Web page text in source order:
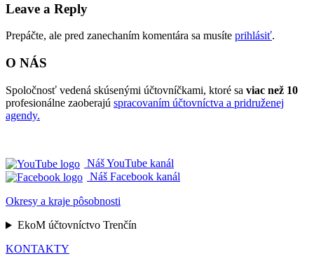
Leave a Reply
Prepáčte, ale pred zanechaním komentára sa musíte prihlásiť.
O NÁS
Spoločnosť vedená skúsenými účtovníčkami, ktoré sa viac než 10
profesionálne zaoberajú spracovaním účtovníctva a pridruženej
agendy.
Náš YouTube kanál
Náš Facebook kanál
Okresy a kraje pôsobnosti
EkoM účtovníctvo Trenčín
KONTAKTY